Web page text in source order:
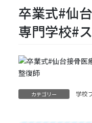
卒業式#仙
専門学校#
カテゴリー 学校